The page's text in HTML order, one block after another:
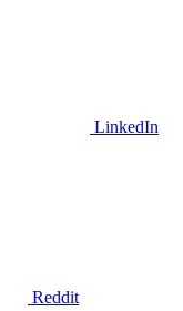
LinkedIn
Reddit